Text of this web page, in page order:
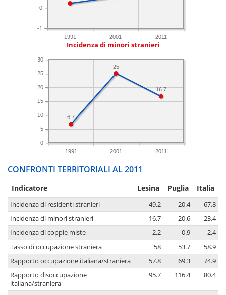
1991 2001 2011
-1
0
Incidenza di minori stranieri
1991 2001 2011
0
5
10
15
20
25
30
16.7
25
6.7
CONFRONTI TERRITORIALI AL 2011
Indicatore Lesina Puglia Italia
Incidenza di residenti stranieri 49.2 20.4
67.8
Incidenza di minori stranieri
16.7 20.6
23.4
Incidenza di coppie miste
2.2 0.9
2.4
Tasso di occupazione straniera
58 53.7
58.9
Rapporto occupazione italiana/straniera
57.8 69.3
74.9
Rapporto disoccupazione
italiana/straniera
95.7 116.4 80.4